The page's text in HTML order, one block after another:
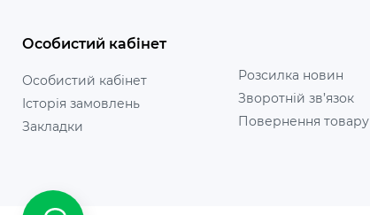
Особистий кабінет
Особистий кабінет
Історія замовлень
Закладки
Розсилка новин
Зворотній зв’язок
Повернення товару